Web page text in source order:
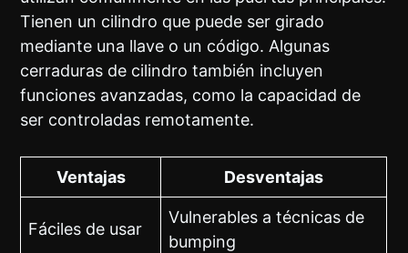
Tienen un cilindro que puede ser girado
mediante una llave o un código. Algunas
cerraduras de cilindro también incluyen
funciones avanzadas, como la capacidad de
ser controladas remotamente.
Ventajas Desventajas
Fáciles de usar
Vulnerables a técnicas de
bumping